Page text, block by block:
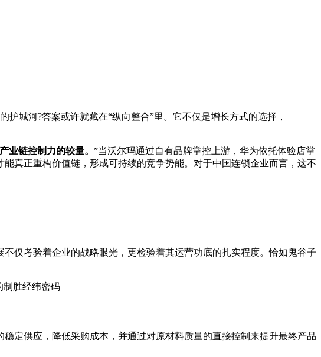
城河?答案或许就藏在“纵向整合”里。它不仅是增长方式的选择，
业链控制力的较量。 ”当沃尔玛通过自有品牌掌控上游，华为依托体验店掌
真正重构价值链，形成可持续的竞争势能。对于中国连锁企业而言，这不
考验着企业的战略眼光，更检验着其运营功底的扎实程度。恰如鬼谷子
供应，降低采购成本，并通过对原材料质量的直接控制来提升最终产品